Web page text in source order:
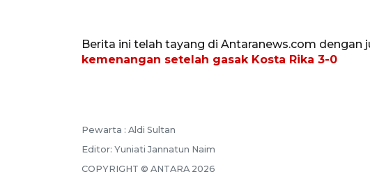
Berita ini telah tayang di Antaranews.com dengan
kemenangan setelah gasak Kosta Rika 3-0
Pewarta : Aldi Sultan
Editor: Yuniati Jannatun Naim
COPYRIGHT © ANTARA 2026